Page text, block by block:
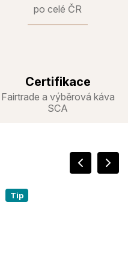
po celé ČR
Certifikace
Fairtrade a výběrová káva
SCA
Tip